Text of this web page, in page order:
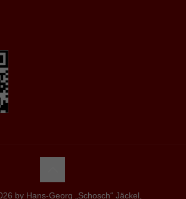
by Hans-Georg „Schosch“ Jäckel,